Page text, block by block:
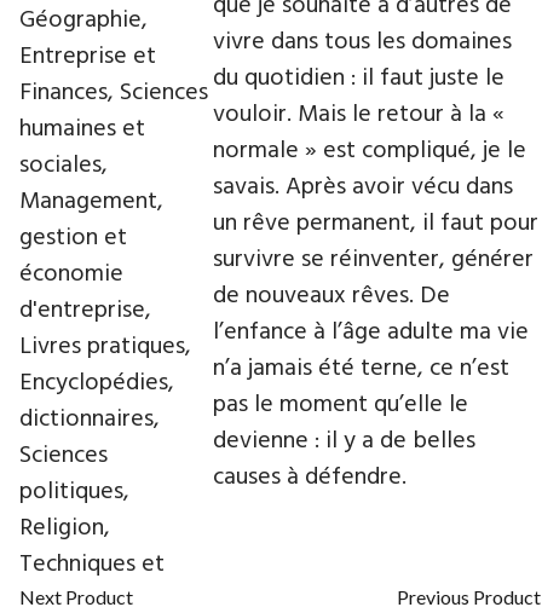
vivre dans tous les domaines
du quotidien : il faut juste le
vouloir. Mais le retour à la «
normale » est compliqué, je le
savais. Après avoir vécu dans
un rêve permanent, il faut pour
survivre se réinventer, générer
de nouveaux rêves. De
l’enfance à l’âge adulte ma vie
n’a jamais été terne, ce n’est
pas le moment qu’elle le
devienne : il y a de belles
causes à défendre.
Next Product Previous Product
Géographie,
Entreprise et
Finances, Sciences
humaines et
sociales,
Management,
gestion et
économie
d'entreprise,
Livres pratiques,
Encyclopédies,
dictionnaires,
Sciences
politiques,
Religion,
Techniques et